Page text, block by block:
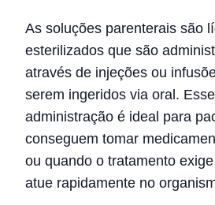
As soluções parenterais são
esterilizados que são
através de injeções ou
serem ingeridos via oral.
administração é ideal para
conseguem tomar
ou quando o tratamento
atue rapidamente no